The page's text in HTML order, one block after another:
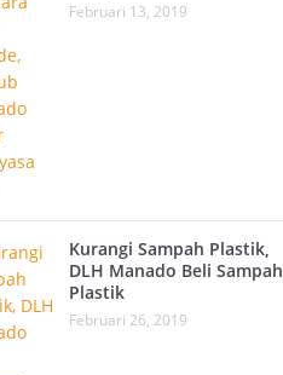
Februari 13, 2019
Kurangi Sampah Plastik,
DLH Manado Beli Sampah
Plastik
Februari 26, 2019